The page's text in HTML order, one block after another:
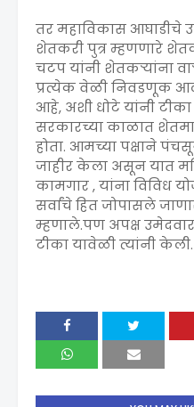
तर महाविकास आघाडीचे
शेतकरी पुत्र म्हणणारे
चटप यांनी शेतकऱ्यांना
प्रत्येक वेळी निवडणूक
आहे, अशी धोटे यांनी
सरकारच्या काळात
होता. आमच्या पक्षाने
जाहीर केला असून यात
कामगार , यांना विविध
सर्वांचे हित जोपासले
म्हणाले.पण अपक्ष
टीका यावेळी त्यांनी केली.